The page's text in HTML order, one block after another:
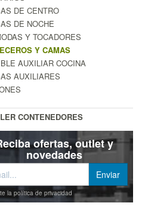
DE CENTRO
DE NOCHE
Y TOCADORES
Y CAMAS
AUXILIAR COCINA
AUXILIARES
CONTENEDORES
ofertas, outlet y
novedades
la política de privacidad